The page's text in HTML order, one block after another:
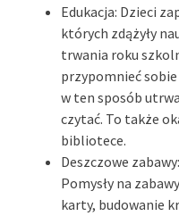
Edukacja: Dzieci
których zdążyły
trwania roku
przypomnieć
w ten sposób
czytać. To także
bibliotece.
Deszczowe
Pomysły na
karty, budowanie